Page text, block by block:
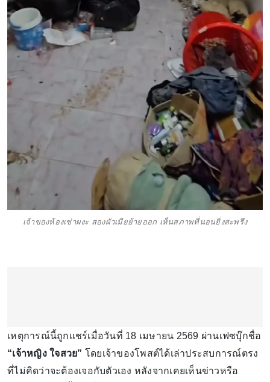
เจ้าของห้องเช่าผงะ สองผัวเมียย้ายออก เห็นสภาพที่นอนยิ่งสะพรึง
เหตุการณ์นี้ถูกแชร์เมื่อวันที่ 18 เมษายน 2569 ผ่านเฟซบุ๊กชื่อ
“เจ้าหญิง ใจสวย” โดยเจ้าของโพสต์ได้เล่าประสบการณ์ตรง
ที่ไม่คิดว่าจะต้องเจอกับตัวเอง หลังจากเคยเห็นข่าวหรือ